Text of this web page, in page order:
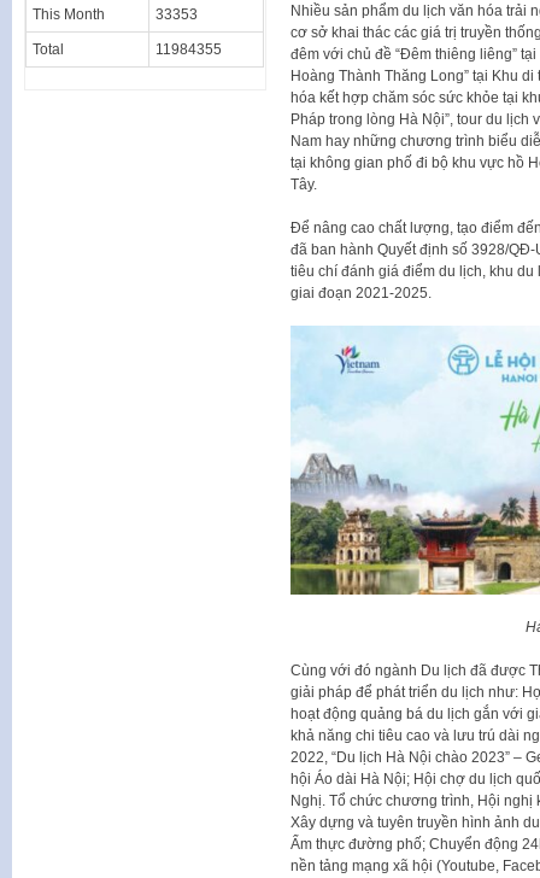
Nhiều sản phẩm du lịch văn hóa trải
cơ sở khai thác các giá trị truyền
đêm với chủ đề “Đêm thiêng liêng”
Hoàng Thành Thăng Long” tại Khu
hóa kết hợp chăm sóc sức khỏe tại
Pháp trong lòng Hà Nội”, tour du lịch
Nam hay những chương trình biểu
tại không gian phố đi bộ khu vực hồ
Tây.
Để nâng cao chất lượng, tạo điểm
đã ban hành Quyết định số 3928/
tiêu chí đánh giá điểm du lịch, khu
giai đoạn 2021-2025.
Cùng với đó ngành Du lịch đã được
giải pháp để phát triển du lịch như:
hoạt động quảng bá du lịch gắn với
khả năng chi tiêu cao và lưu trú dài
2022, “Du lịch Hà Nội chào 2023” –
hội Áo dài Hà Nội; Hội chợ du lịch
Nghị. Tổ chức chương trình, Hội
Xây dựng và tuyên truyền hình ảnh
Ẩm thực đường phố; Chuyển động
nền tảng mạng xã hội (Youtube,
This Month 33353
Total 11984355